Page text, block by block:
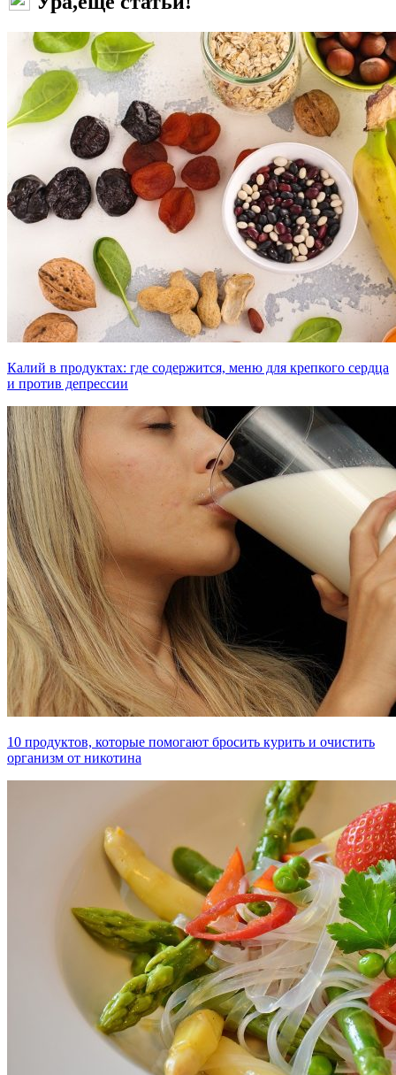
Калий в продуктах: где содержится, меню для крепкого сердца
и против депрессии
10 продуктов, которые помогают бросить курить и очистить
организм от никотина